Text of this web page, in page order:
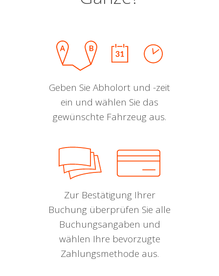
Geben Sie Abholort und -zeit
ein und wählen Sie das
gewünschte Fahrzeug aus.
Zur Bestätigung Ihrer
Buchung überprüfen Sie alle
Buchungsangaben und
wählen Ihre bevorzugte
Zahlungsmethode aus.